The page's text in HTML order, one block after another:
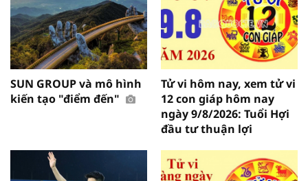
SUN GROUP và mô hình
kiến tạo "điểm đến"
Tử vi hôm nay, xem tử vi
12 con giáp hôm nay
ngày 9/8/2026: Tuổi Hợi
đầu tư thuận lợi